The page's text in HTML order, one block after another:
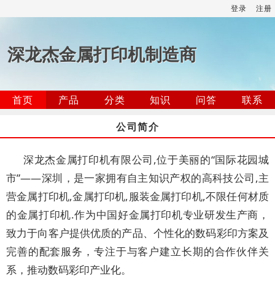
登录 注册
深龙杰金属打印机制造商
首页 产品 分类 知识 问答
联系
公司简介
深龙杰金属打印机有限公司,位于美丽的“国际花园城
市”——深圳，是一家拥有自主知识产权的高科技公司,主
营金属打印机,金属打印机,服装金属打印机,不限任何材质
的金属打印机.作为中国好金属打印机专业研发生产商，
致力于向客户提供优质的产品、个性化的数码彩印方案及
完善的配套服务，专注于与客户建立长期的合作伙伴关
系，推动数码彩印产业化。